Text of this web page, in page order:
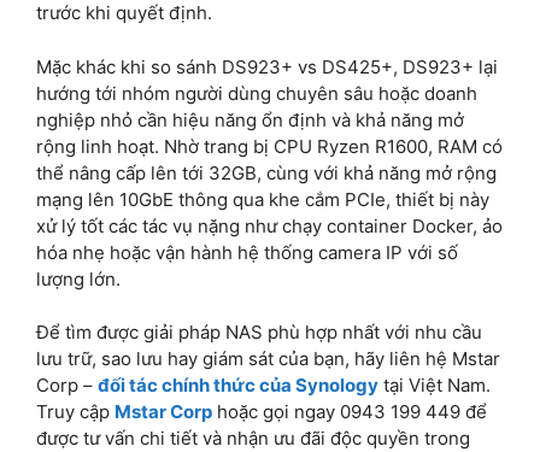
trước khi quyết định.
Mặc khác khi so sánh DS923+ vs DS425+, DS923+ lại
hướng tới nhóm người dùng chuyên sâu hoặc doanh
nghiệp nhỏ cần hiệu năng ổn định và khả năng mở
rộng linh hoạt. Nhờ trang bị CPU Ryzen R1600, RAM có
thể nâng cấp lên tới 32GB, cùng với khả năng mở rộng
mạng lên 10GbE thông qua khe cắm PCIe, thiết bị này
xử lý tốt các tác vụ nặng như chạy container Docker, ảo
hóa nhẹ hoặc vận hành hệ thống camera IP với số
lượng lớn.
Để tìm được giải pháp NAS phù hợp nhất với nhu cầu
lưu trữ, sao lưu hay giám sát của bạn, hãy liên hệ Mstar
Corp – đối tác chính thức của Synology tại Việt Nam.
Truy cập Mstar Corp hoặc gọi ngay 0943 199 449 để
được tư vấn chi tiết và nhận ưu đãi độc quyền trong